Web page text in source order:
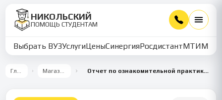
НИКОЛЬСКИЙ
ПОМОЩЬ СТУДЕНТАМ
Выбрать ВУЗУслугиЦеныСинергияРосдистантМТИММУ
Главная Магазин работ Отчет по ознакомительной практике: анализ управления Департамента здравоохранения Москвы